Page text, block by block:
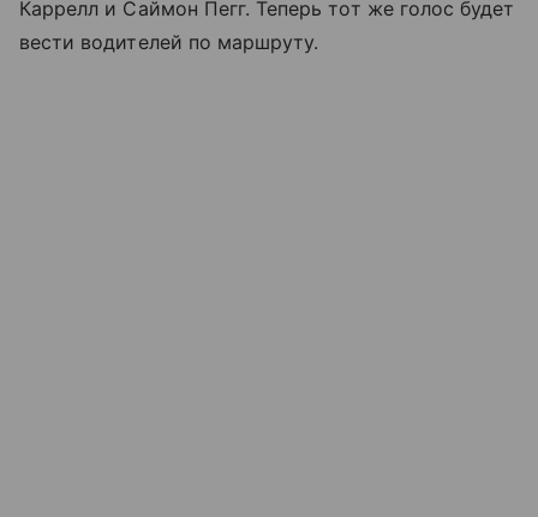
Каррелл и Саймон Пегг. Теперь тот же голос будет
вести водителей по маршруту.